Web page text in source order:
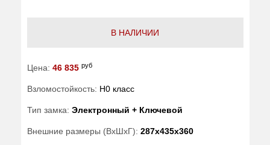
В НАЛИЧИИ
Цена: 46 835 руб
Взломостойкость: H0 класс
Тип замка: Электронный + Ключевой
Внешние размеры (ВхШхГ): 287x435x360